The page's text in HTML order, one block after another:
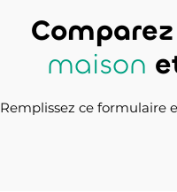
maison
Remplissez ce formulaire